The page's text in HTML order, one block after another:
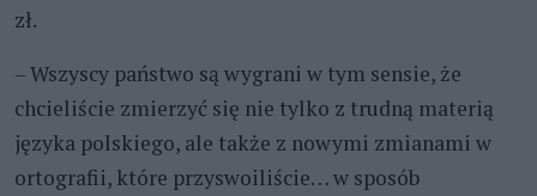
zł.
– Wszyscy państwo są wygrani w tym sensie, że
chcieliście zmierzyć się nie tylko z trudną materią
języka polskiego, ale także z nowymi zmianami w
ortografii, które przyswoiliście… w sposób